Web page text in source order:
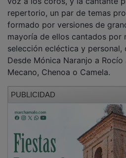
repertorio, un par de temas
formado por versiones de
mayoría de ellos cantados por
selección ecléctica y personal,
Desde Mónica Naranjo a Rocío
Mecano, Chenoa o Camela.